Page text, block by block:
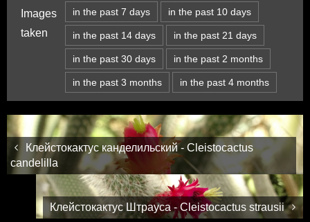
Images
taken
in the past 7 days in the past 10 days
in the past 14 days in the past 21 days
in the past 30 days in the past 2 months
in the past 3 months in the past 4 months
Клейстокактус канделильский - Cleistocactus
candelilla
Клейстокактус Штрауса - Cleistocactus strausii